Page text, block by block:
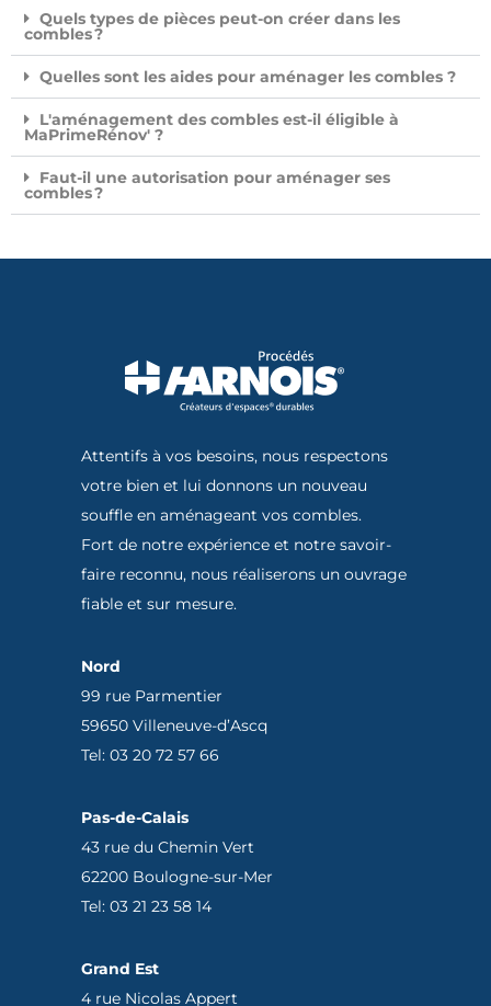
Quels types de pièces peut-on créer dans les
combles ?
Quelles sont les aides pour aménager les combles ?
L'aménagement des combles est-il éligible à
MaPrimeRénov' ?
Faut-il une autorisation pour aménager ses
combles ?
Attentifs à vos besoins, nous respectons
votre bien et lui donnons un nouveau
souffle en aménageant vos combles.
Fort de notre expérience et notre savoir-
faire reconnu, nous réaliserons un ouvrage
fiable et sur mesure.
Nord
99 rue Parmentier
59650 Villeneuve-d’Ascq
Tel: 03 20 72 57 66
Pas-de-Calais
43 rue du Chemin Vert
62200 Boulogne-sur-Mer
Tel: 03 21 23 58 14
Grand Est
4 rue Nicolas Appert